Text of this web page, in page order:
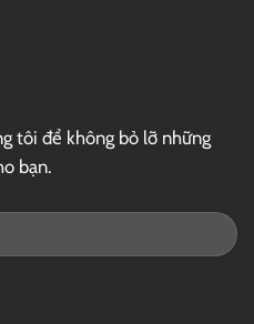
tôi để không bỏ lỡ những
bạn.